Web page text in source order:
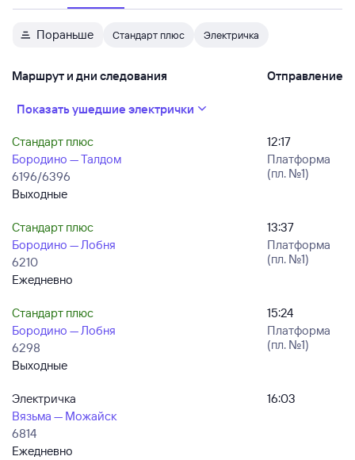
Пораньше Стандарт плюс Электричка
Маршрут и дни следования Отправление
Показать ушедшие электрички
Стандарт плюс
Бородино — Талдом
6196/6396
Выходные
12:17
Платформа
(пл. №1)
Стандарт плюс
Бородино — Лобня
6210
Ежедневно
13:37
Платформа
(пл. №1)
Стандарт плюс
Бородино — Лобня
6298
Выходные
15:24
Платформа
(пл. №1)
Электричка
Вязьма — Можайск
6814
Ежедневно
16:03